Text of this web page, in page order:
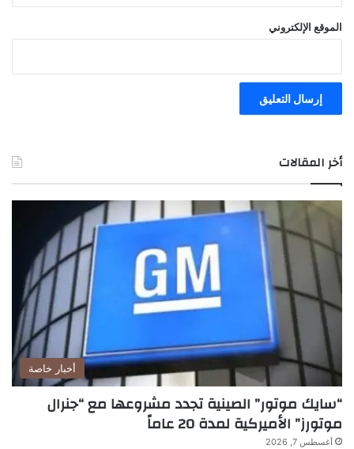
الموقع الإلكتروني
أخر المقالات
أخبار خاصة
“سايك موتور” الصينية تجدد مشروعها مع “جنرال
موتورز” الأميركية لمدة 20 عاماً
أغسطس 7, 2026